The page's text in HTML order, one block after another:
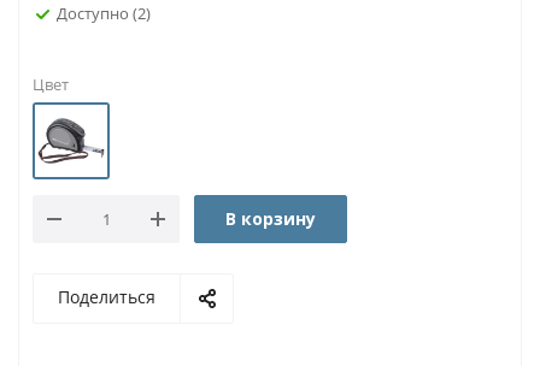
Доступно (2)
Цвет
В корзину
Поделиться